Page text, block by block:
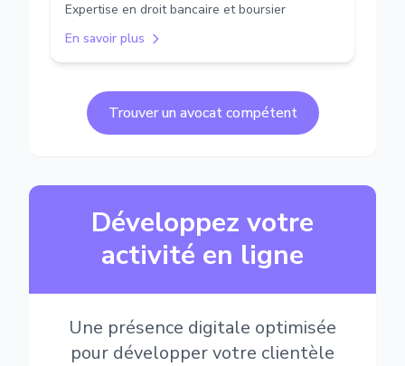
Expertise en droit bancaire et boursier
En savoir plus
Trouver un avocat compétent
Développez votre
activité en ligne
Une présence digitale optimisée
pour développer votre clientèle